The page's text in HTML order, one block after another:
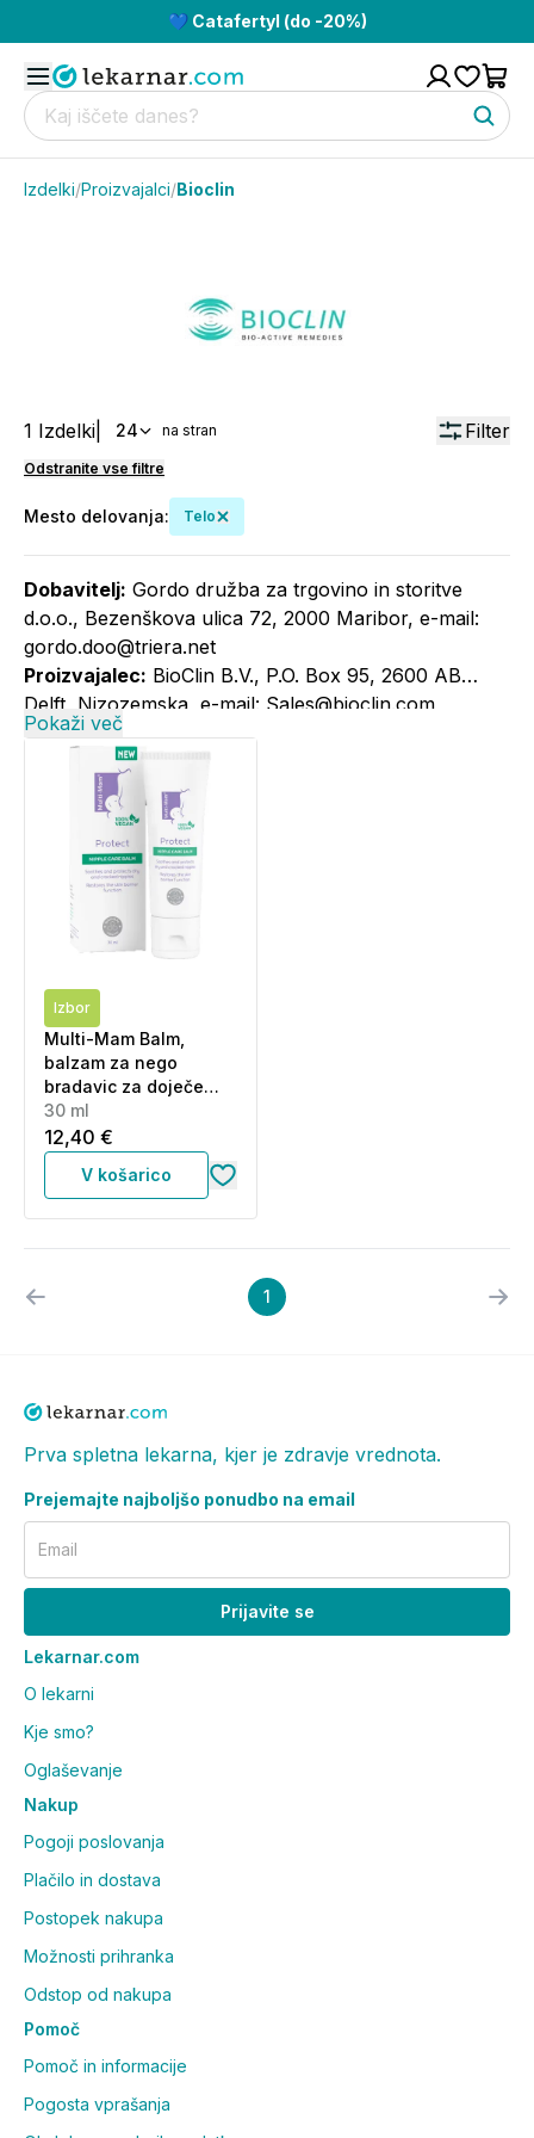
💙 Catafertyl (do -20%)
Izdelki/Proizvajalci/Bioclin
1 Izdelki 24 na stran Filter
Odstranite vse filtre
Mesto delovanja: Telo
Dobavitelj: Gordo družba za trgovino in storitve
d.o.o., Bezenškova ulica 72, 2000 Maribor, e-mail:
gordo.doo@triera.net
Proizvajalec: BioClin B.V., P.O. Box 95, 2600 AB
Delft, Nizozemska, e-mail: Sales@bioclin.com
Pokaži več
Izbor
Multi-Mam Balm,
balzam za nego
bradavic za doječe
mamice (30 ml)
30 ml
12,40 €
V košarico
1
Prva spletna lekarna, kjer je zdravje vrednota.
Prejemajte najboljšo ponudbo na email
Email
Prijavite se
Lekarnar.com
O lekarni
Kje smo?
Oglaševanje
Nakup
Pogoji poslovanja
Plačilo in dostava
Postopek nakupa
Možnosti prihranka
Odstop od nakupa
Pomoč
Pomoč in informacije
Pogosta vprašanja